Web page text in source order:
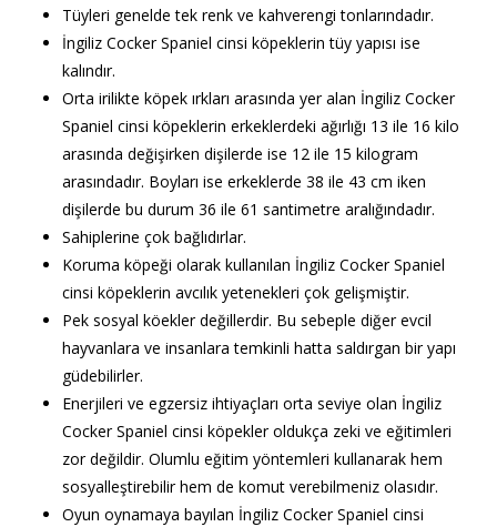
Tüyleri genelde tek renk ve kahverengi tonlarındadır.
İngiliz Cocker Spaniel cinsi köpeklerin tüy yapısı ise
kalındır.
Orta irilikte köpek ırkları arasında yer alan İngiliz Cocker
Spaniel cinsi köpeklerin erkeklerdeki ağırlığı 13 ile 16 kilo
arasında değişirken dişilerde ise 12 ile 15 kilogram
arasındadır. Boyları ise erkeklerde 38 ile 43 cm iken
dişilerde bu durum 36 ile 61 santimetre aralığındadır.
Sahiplerine çok bağlıdırlar.
Koruma köpeği olarak kullanılan İngiliz Cocker Spaniel
cinsi köpeklerin avcılık yetenekleri çok gelişmiştir.
Pek sosyal köekler değillerdir. Bu sebeple diğer evcil
hayvanlara ve insanlara temkinli hatta saldırgan bir yapı
güdebilirler.
Enerjileri ve egzersiz ihtiyaçları orta seviye olan İngiliz
Cocker Spaniel cinsi köpekler oldukça zeki ve eğitimleri
zor değildir. Olumlu eğitim yöntemleri kullanarak hem
sosyalleştirebilir hem de komut verebilmeniz olasıdır.
Oyun oynamaya bayılan İngiliz Cocker Spaniel cinsi